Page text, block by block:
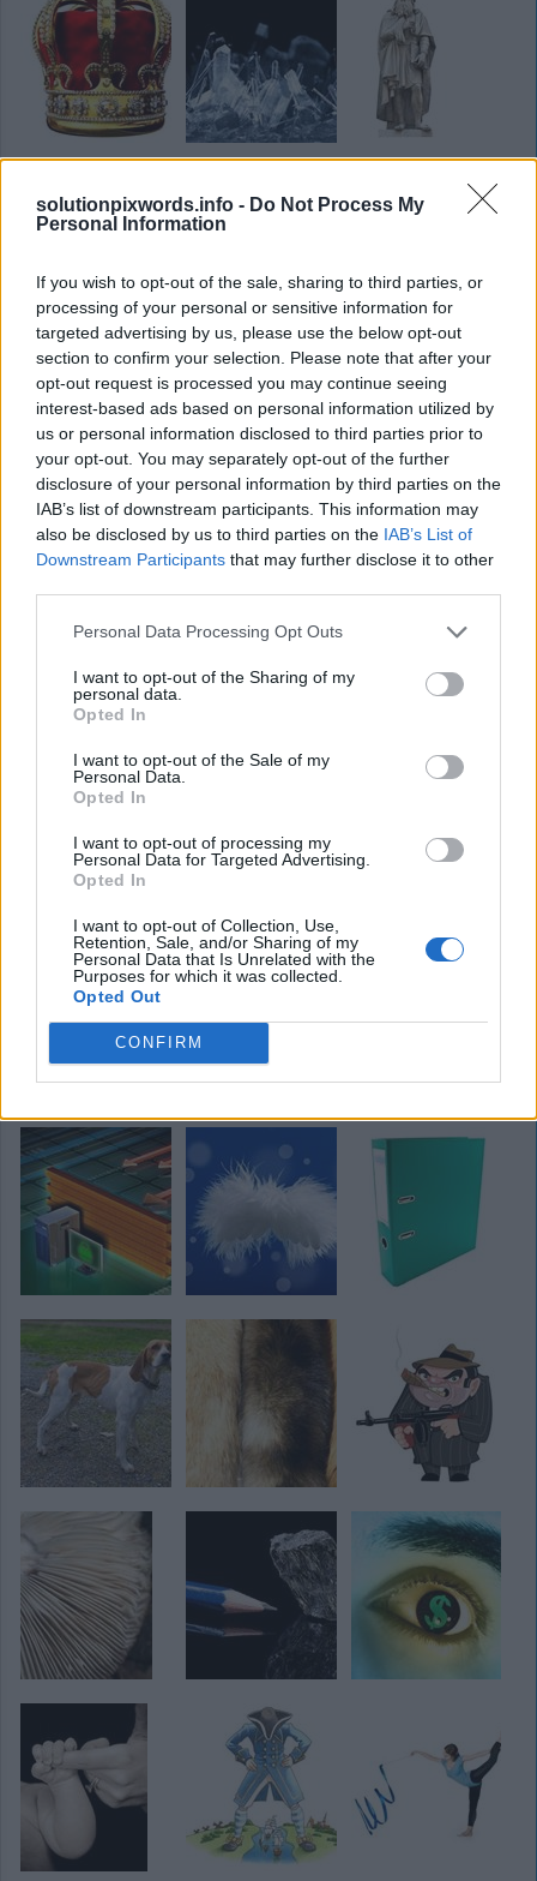
solutionpixwords.info - Do Not Process My
Personal Information
If you wish to opt-out of the sale, sharing to third parties, or
processing of your personal or sensitive information for
targeted advertising by us, please use the below opt-out
section to confirm your selection. Please note that after your
opt-out request is processed you may continue seeing
interest-based ads based on personal information utilized by
us or personal information disclosed to third parties prior to
your opt-out. You may separately opt-out of the further
disclosure of your personal information by third parties on the
IAB’s list of downstream participants. This information may
also be disclosed by us to third parties on the IAB’s List of
Downstream Participants that may further disclose it to other
Personal Data Processing Opt Outs
I want to opt-out of the Sharing of my
personal data.
Opted In
I want to opt-out of the Sale of my
Personal Data.
Opted In
I want to opt-out of processing my
Personal Data for Targeted Advertising.
Opted In
I want to opt-out of Collection, Use,
Retention, Sale, and/or Sharing of my
Personal Data that Is Unrelated with the
Purposes for which it was collected.
Opted Out
CONFIRM